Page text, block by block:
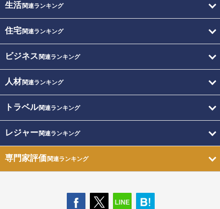
生活関連ランキング
住宅関連ランキング
ビジネス 関連ランキング
人材関連ランキング
トラベル関連ランキング
レジャー関連ランキング
専門家評価関連ランキング